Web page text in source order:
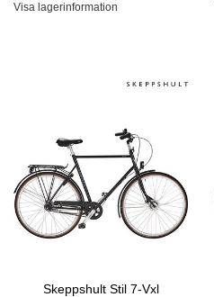
Visa lagerinformation
Skeppshult Stil 7-Vxl